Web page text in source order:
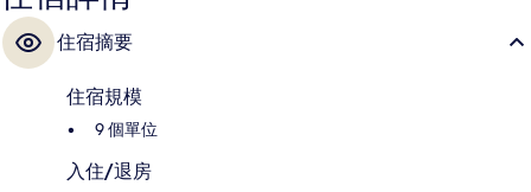
住宿摘要
住宿規模
9 個單位
入住/退房